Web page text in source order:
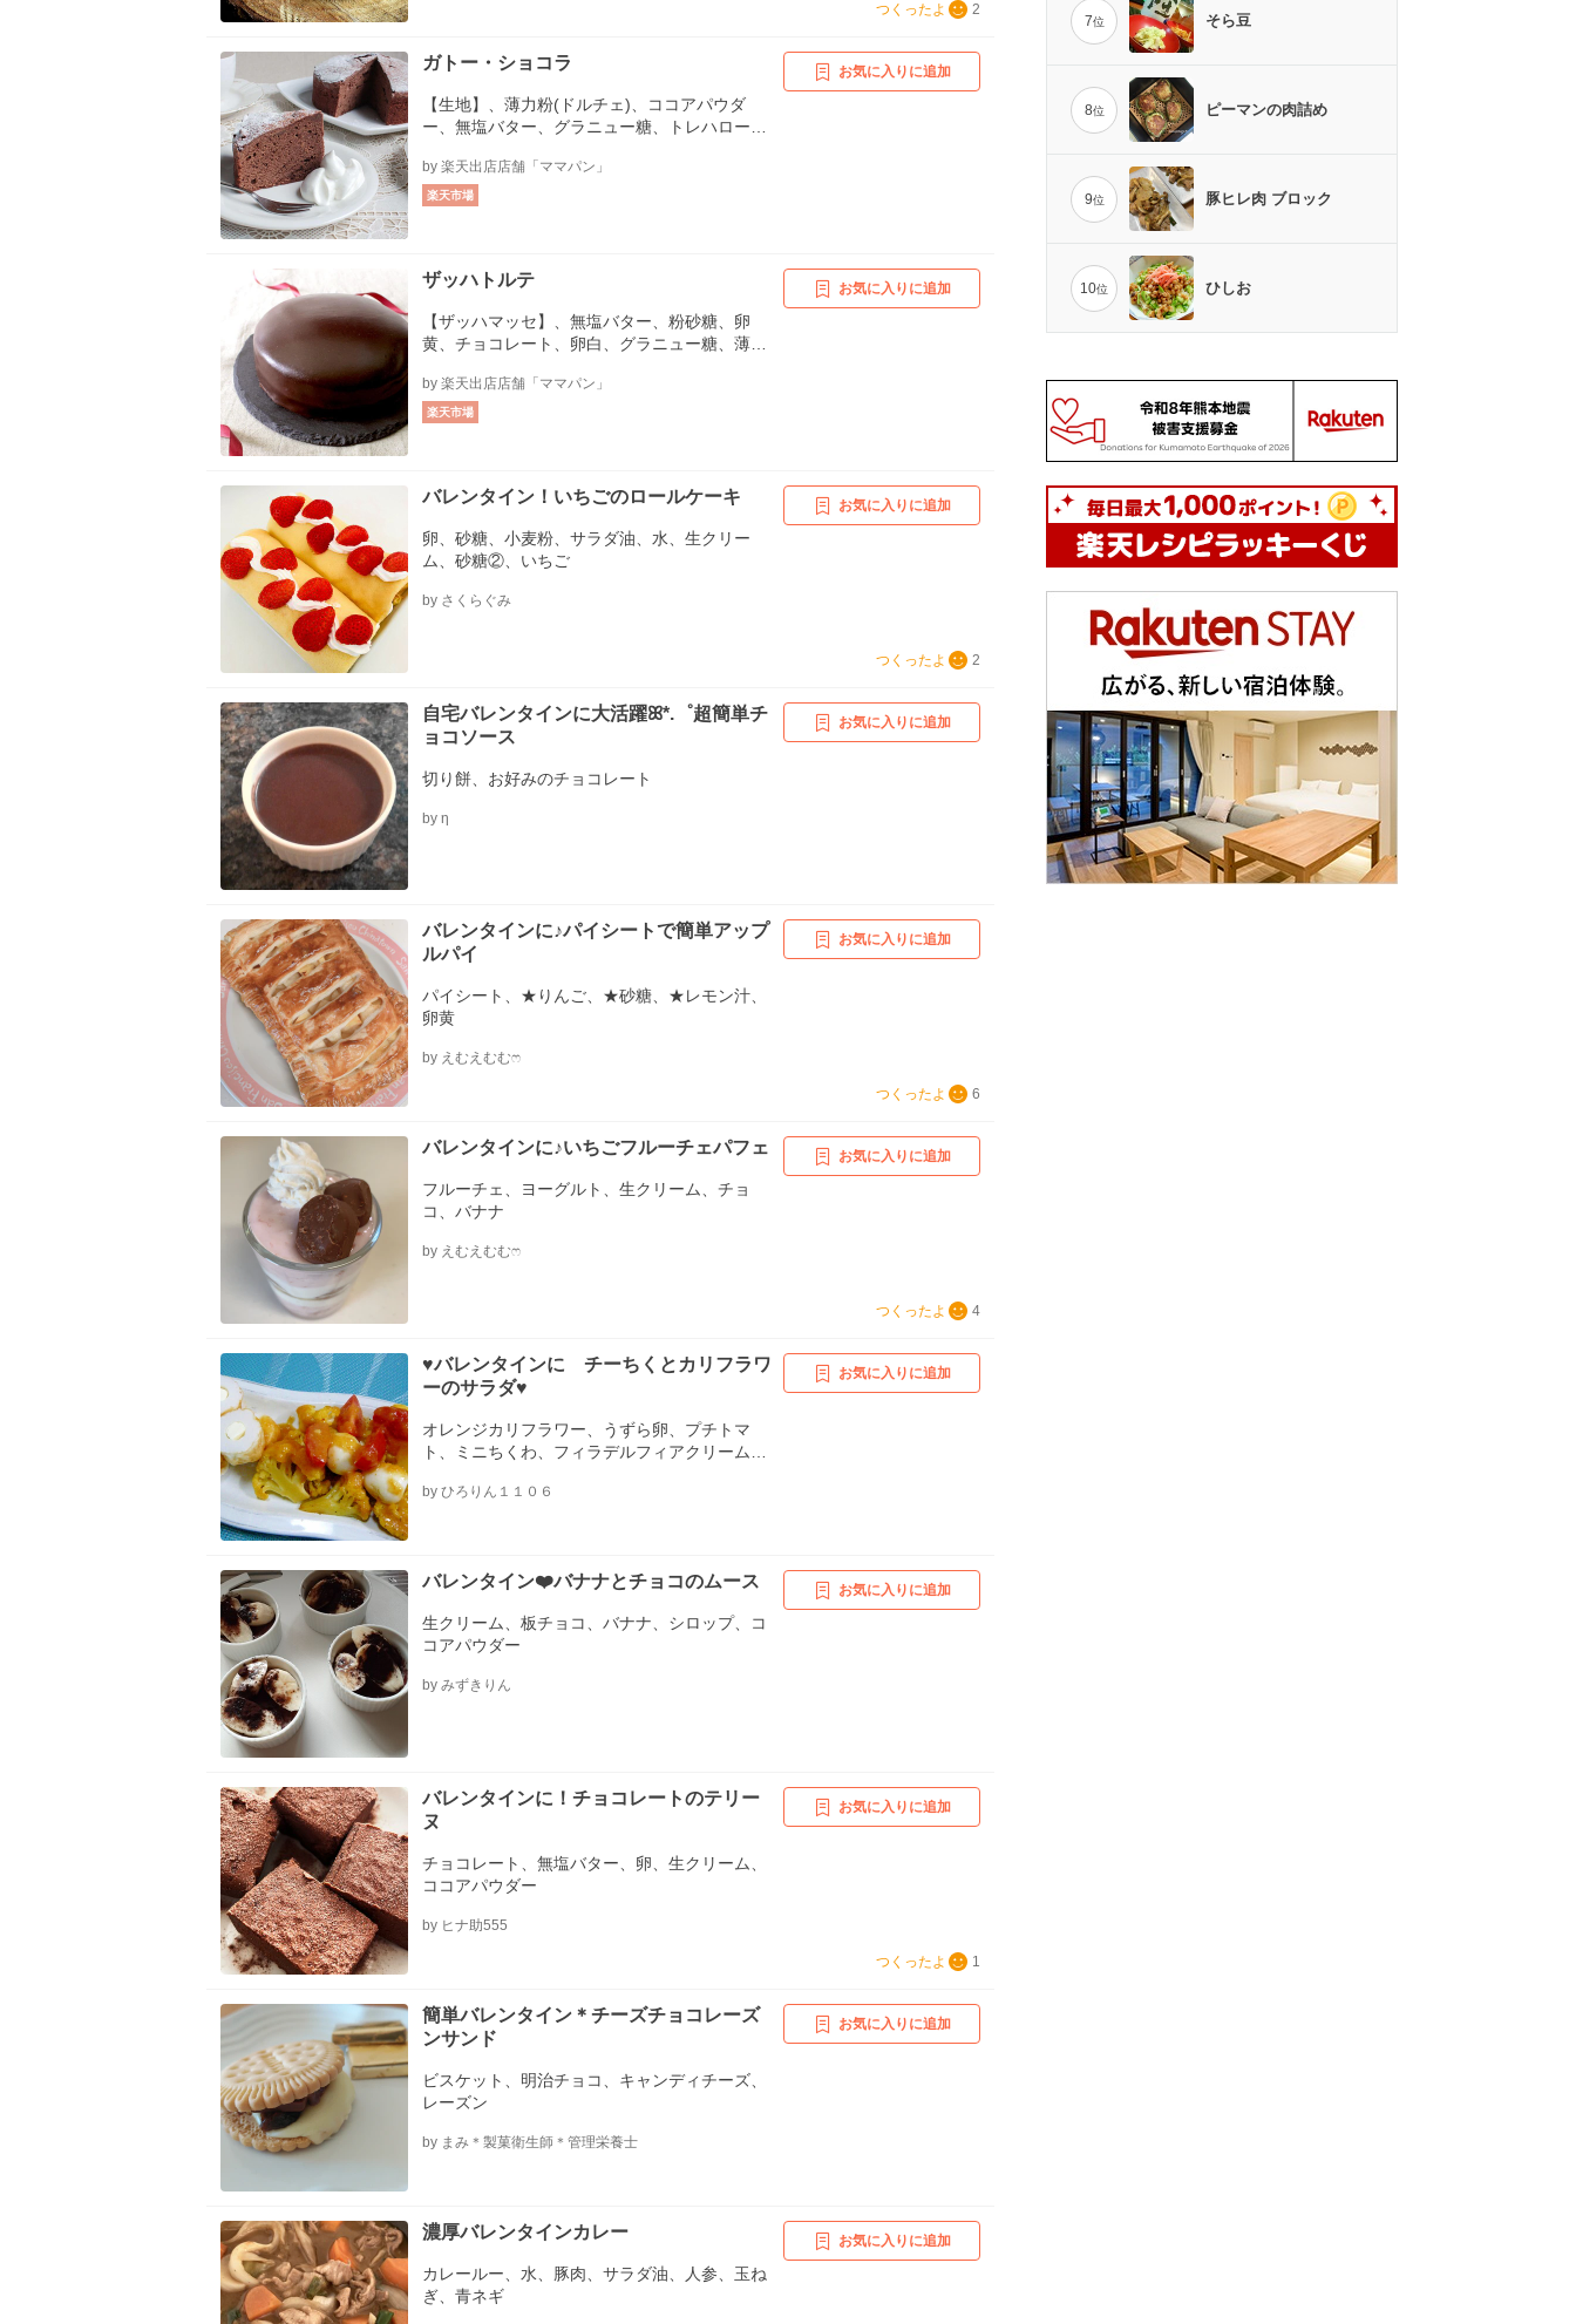
つくったよ 2
ガトー・ショコラ
【生地】、薄力粉(ドルチェ)、ココアパウダ
ー、無塩バター、グラニュー糖、トレハロー
ゲ】、卵白、グラニュー糖、【仕上げ】、粉砂
糖
by 楽天出店店舗「ママパン」
楽天市場
お気に入りに追加
ザッハトルテ
【ザッハマッセ】、無塩バター、粉砂糖、卵
黄、チョコレート、卵白、グラニュー糖、薄力
ラニュー糖、水、チョコレート、【組み立て・
コーティング用】、アプリコットジャム、水
by 楽天出店店舗「ママパン」
楽天市場
お気に入りに追加
バレンタイン！いちごのロールケーキ
卵、砂糖、小麦粉、サラダ油、水、生クリー
ム、砂糖②、いちご
by さくらぐみ
お気に入りに追加
つくったよ 2
自宅バレンタインに大活躍ꕤ*.゜超簡単チ
ョコソース
切り餅、お好みのチョコレート
by η
お気に入りに追加
バレンタインに♪パイシートで簡単アップ
ルパイ
パイシート、★りんご、★砂糖、★レモン汁、
卵黄
by えむえむむෆ
お気に入りに追加
つくったよ 6
バレンタインに♪いちごフルーチェパフェ
フルーチェ、ヨーグルト、生クリーム、チョ
コ、バナナ
by えむえむむෆ
お気に入りに追加
つくったよ 4
♥バレンタインに チーちくとカリフラワ
ーのサラダ♥
オレンジカリフラワー、うずら卵、プチトマ
ト、ミニちくわ、フィラデルフィアクリームチ
by ひろりん１１０６
お気に入りに追加
バレンタイン❤️バナナとチョコのムース
生クリーム、板チョコ、バナナ、シロップ、コ
コアパウダー
by みずきりん
お気に入りに追加
バレンタインに！チョコレートのテリー
ヌ
チョコレート、無塩バター、卵、生クリーム、
ココアパウダー
by ヒナ助555
お気に入りに追加
つくったよ 1
簡単バレンタイン＊チーズチョコレーズ
ンサンド
ビスケット、明治チョコ、キャンディチーズ、
レーズン
by まみ＊製菓衛生師＊管理栄養士
お気に入りに追加
濃厚バレンタインカレー
カレールー、水、豚肉、サラダ油、人参、玉ね
ぎ、青ネギ
お気に入りに追加
7位 そら豆
8位 ピーマンの肉詰め
9位 豚ヒレ肉 ブロック
10位 ひしお